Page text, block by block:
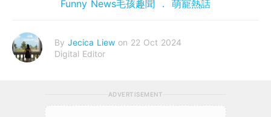
Funny News毛孩趣聞 萌寵熱話
By Jecica Liew on 22 Oct 2024
Digital Editor
ADVERTISEMENT